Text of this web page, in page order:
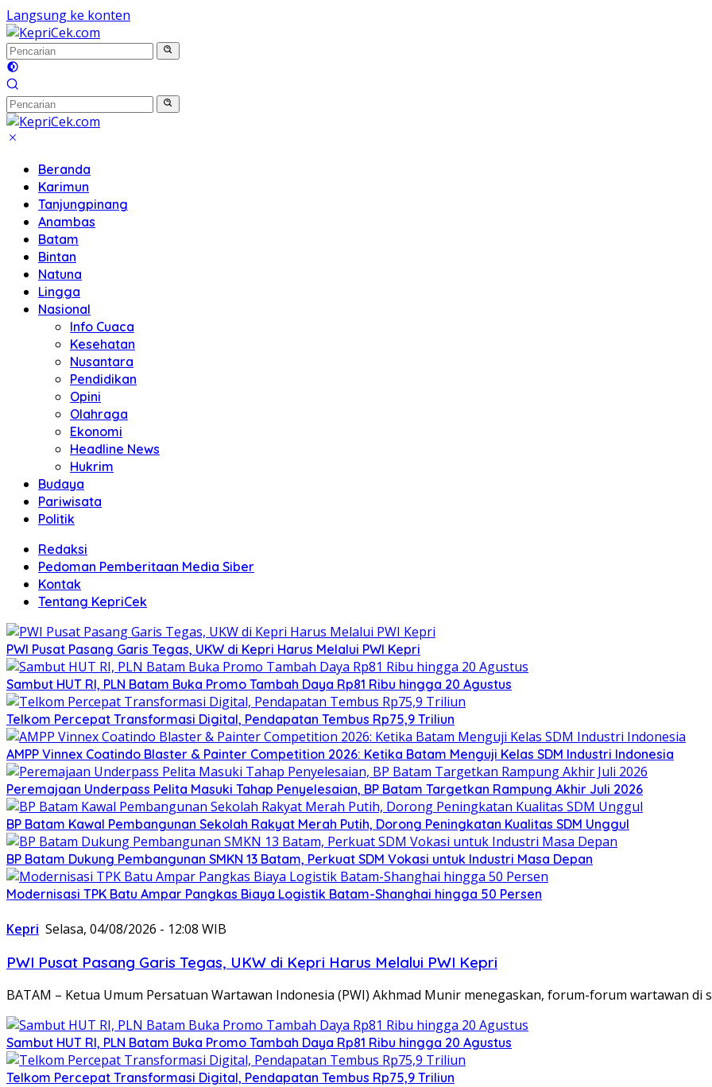
Langsung ke konten
Beranda
Karimun
Tanjungpinang
Anambas
Batam
Bintan
Natuna
Lingga
Nasional
Info Cuaca
Kesehatan
Nusantara
Pendidikan
Opini
Olahraga
Ekonomi
Headline News
Hukrim
Budaya
Pariwisata
Politik
Redaksi
Pedoman Pemberitaan Media Siber
Kontak
Tentang KepriCek
PWI Pusat Pasang Garis Tegas, UKW di Kepri Harus Melalui PWI Kepri
Sambut HUT RI, PLN Batam Buka Promo Tambah Daya Rp81 Ribu hingga 20 Agustus
Telkom Percepat Transformasi Digital, Pendapatan Tembus Rp75,9 Triliun
AMPP Vinnex Coatindo Blaster & Painter Competition 2026: Ketika Batam Menguji Kelas SDM Industri Indonesia
Peremajaan Underpass Pelita Masuki Tahap Penyelesaian, BP Batam Targetkan Rampung Akhir Juli 2026
BP Batam Kawal Pembangunan Sekolah Rakyat Merah Putih, Dorong Peningkatan Kualitas SDM Unggul
BP Batam Dukung Pembangunan SMKN 13 Batam, Perkuat SDM Vokasi untuk Industri Masa Depan
Modernisasi TPK Batu Ampar Pangkas Biaya Logistik Batam-Shanghai hingga 50 Persen
Kepri Selasa, 04/08/2026 - 12:08 WIB
PWI Pusat Pasang Garis Tegas, UKW di Kepri Harus Melalui PWI Kepri
BATAM – Ketua Umum Persatuan Wartawan Indonesia (PWI) Akhmad Munir menegaskan, forum-forum wartawan di
Sambut HUT RI, PLN Batam Buka Promo Tambah Daya Rp81 Ribu hingga 20 Agustus
Telkom Percepat Transformasi Digital, Pendapatan Tembus Rp75,9 Triliun